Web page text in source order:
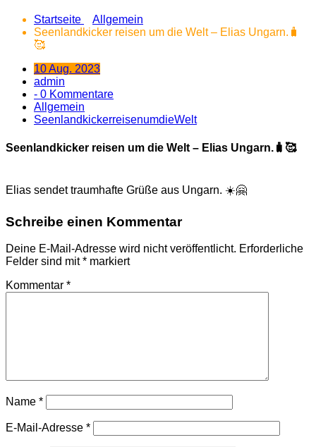
Startseite
Allgemein
Seenlandkicker reisen um die Welt – Elias Ungarn.🧳
🥰
10 Aug. 2023
admin
- 0 Kommentare
Allgemein
SeenlandkickerreisenumdieWelt
Seenlandkicker reisen um die Welt – Elias Ungarn.🧳🥰
Elias sendet traumhafte Grüße aus Ungarn. ☀️🤗
Schreibe einen Kommentar
Deine E-Mail-Adresse wird nicht veröffentlicht. Erforderliche
Felder sind mit* markiert
Kommentar *
Name *
E-Mail-Adresse *